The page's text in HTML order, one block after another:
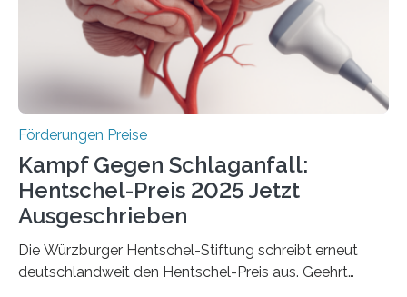
Innovationstag Mittelstand 2025 am 5. Juni 2025 in
Berlin überbrachte das Bundesministerium für
Wirtschaft und Energie eine gute Nachricht:
Überplanmäßige Verpflichtungsermächtigungen in
Förderungen Preise
Kampf Gegen Schlaganfall:
Hentschel-Preis 2025 Jetzt
Ausgeschrieben
Die Würzburger Hentschel-Stiftung schreibt erneut
deutschlandweit den Hentschel-Preis aus. Geehrt